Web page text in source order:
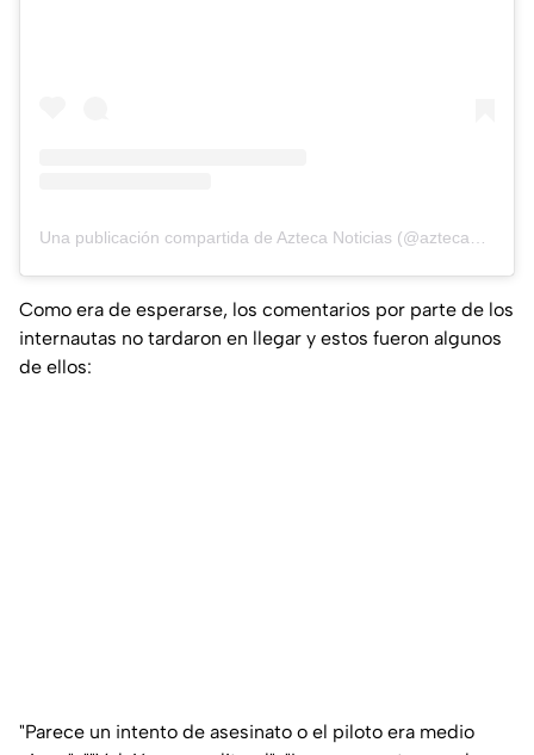
Una publicación compartida de Azteca Noticias (@aztecanoticias)
Como era de esperarse, los comentarios por parte de los
internautas no tardaron en llegar y estos fueron algunos
de ellos:
"Parece un intento de asesinato o el piloto era medio